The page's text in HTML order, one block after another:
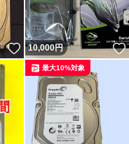
いいね！
10,000円
最大10%対象